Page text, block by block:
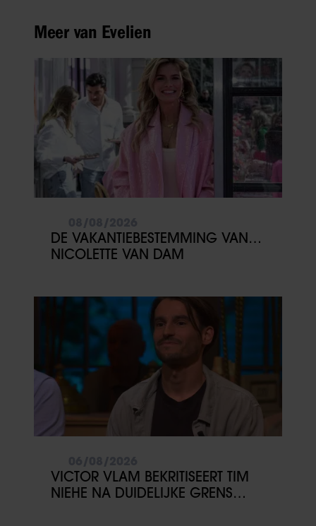
Meer van Evelien
DE VAKANTIEBESTEMMING VAN…
NICOLETTE VAN DAM
VICTOR VLAM BEKRITISEERT TIM
NIEHE NA DUIDELIJKE GRENS